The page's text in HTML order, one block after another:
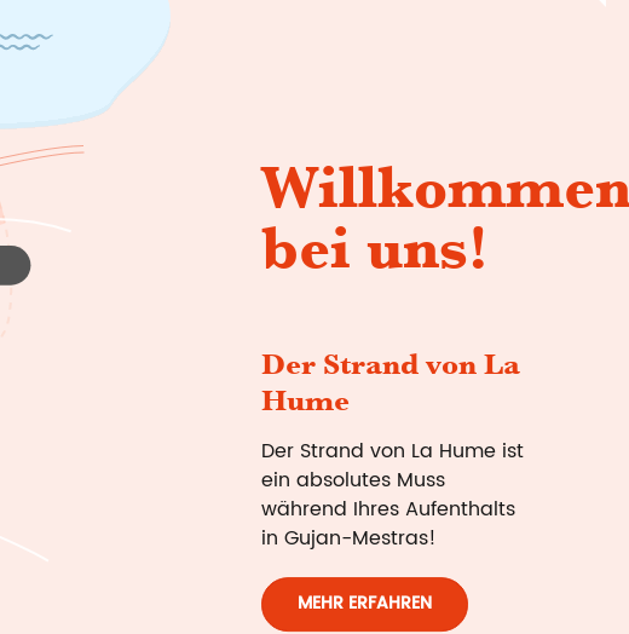
bei uns!
Der Strand von La
Hume
Der Strand von La Hume ist
ein absolutes Muss
während Ihres Aufenthalts
in Gujan-Mestras!
MEHR ERFAHREN